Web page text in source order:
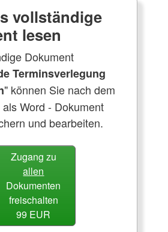
vollständige
lesen
Dokument
Terminsverlegung
" können Sie nach dem
Word - Dokument
und bearbeiten.
Zugang zu
allen
Dokumenten
freischalten
99 EUR